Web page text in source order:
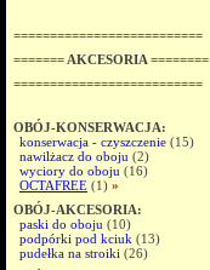
==========================
======= AKCESORIA ========
==========================
OBÓJ-KONSERWACJA:
konserwacja - czyszczenie (15)
nawilżacz do oboju (2)
wyciory do oboju (16)
OCTAFREE (1) »
OBÓJ-AKCESORIA:
paski do oboju (10)
podpórki pod kciuk (13)
pudełka na stroiki (26)